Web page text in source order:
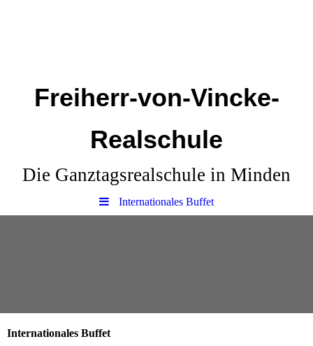
Freiherr-von-Vincke-
Realschule
Die Ganztagsrealschule in Minden
Internationales Buffet
Internationales Buffet